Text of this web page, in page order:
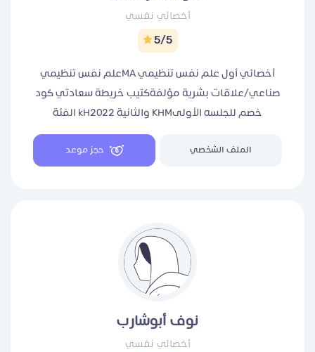
أخصائي نفسي
5/5
أخصائي أول علم نفس تنظيمي MAعلم نفس تنظيمي
صناعي/علاقات بشرية مؤلفةكتيب خريطة سعادتي كود
خصم للجلسه الأولىKHM والثانية kH2022 الفئة
المستهدفة: الموظف حديث التخرج باحث عن عمل يبحث
عن ذاته رخصة وزارة الموارد البشرية والتنمية الاجتماعية
الملف الشخصي حجز موعد
نوف أبوشارب
أخصائي نفسي